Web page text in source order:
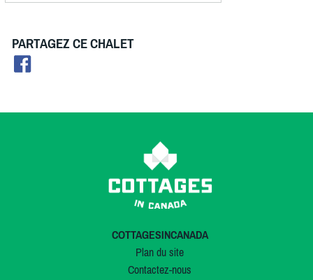
PARTAGEZ CE CHALET
COTTAGESINCANADA
Plan du site
Contactez-nous